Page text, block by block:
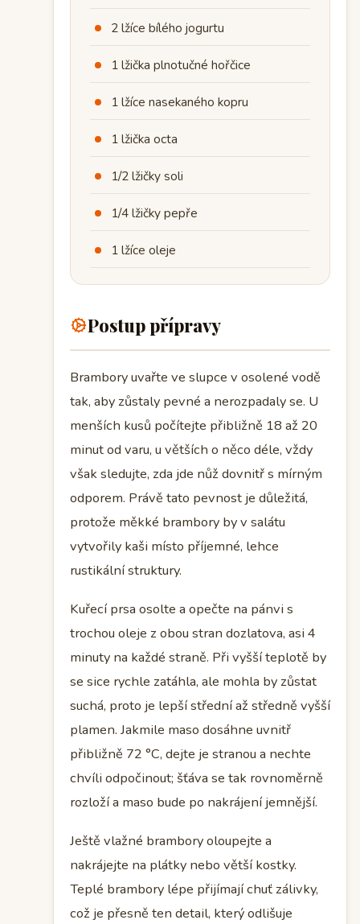
2 lžíce bílého jogurtu
1 lžička plnotučné hořčice
1 lžíce nasekaného kopru
1 lžička octa
1/2 lžičky soli
1/4 lžičky pepře
1 lžíce oleje
Postup přípravy
Brambory uvařte ve slupce v osolené vodě
tak, aby zůstaly pevné a nerozpadaly se. U
menších kusů počítejte přibližně 18 až 20
minut od varu, u větších o něco déle, vždy
však sledujte, zda jde nůž dovnitř s mírným
odporem. Právě tato pevnost je důležitá,
protože měkké brambory by v salátu
vytvořily kaši místo příjemné, lehce
rustikální struktury.
Kuřecí prsa osolte a opečte na pánvi s
trochou oleje z obou stran dozlatova, asi 4
minuty na každé straně. Při vyšší teplotě by
se sice rychle zatáhla, ale mohla by zůstat
suchá, proto je lepší střední až středně vyšší
plamen. Jakmile maso dosáhne uvnitř
přibližně 72 °C, dejte je stranou a nechte
chvíli odpočinout; šťáva se tak rovnoměrně
rozloží a maso bude po nakrájení jemnější.
Ještě vlažné brambory oloupejte a
nakrájejte na plátky nebo větší kostky.
Teplé brambory lépe přijímají chuť zálivky,
což je přesně ten detail, který odlišuje